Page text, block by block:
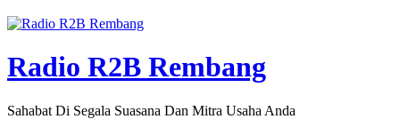
Radio R2B Rembang
Sahabat Di Segala Suasana Dan Mitra Usaha Anda